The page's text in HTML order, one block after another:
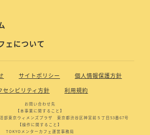
ェについて
サイトポリシー
個人情報保護方針
セシビリティ方針
利用規約
お問い合わせ先
【本事業に関すること】
部東京ウィメンズプラザ 東京都渋谷区神宮前５丁目53番67号
【操作に関すること】
TOKYOメンターカフェ運営事務局